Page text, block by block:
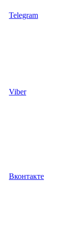
Telegram
Viber
Вконтакте